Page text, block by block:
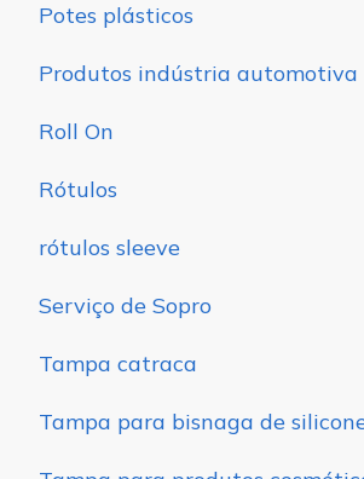
Potes plásticos
Produtos indústria automotiva
Roll On
Rótulos
rótulos sleeve
Serviço de Sopro
Tampa catraca
Tampa para bisnaga de